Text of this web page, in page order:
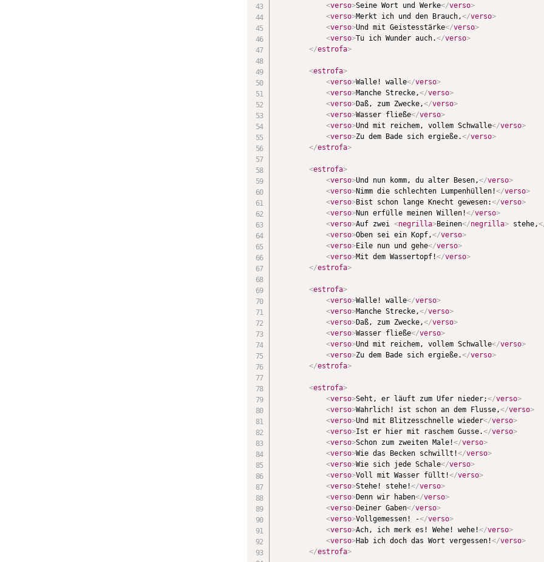
<verso>Seine Wort und Werke</verso>
<verso>Merkt ich und den Brauch,</verso>
<verso>Und mit Geistesstärke</verso>
<verso>Tu ich Wunder auch.</verso>
</estrofa>
<estrofa>
<verso>Walle! walle</verso>
<verso>Manche Strecke,</verso>
<verso>Daß, zum Zwecke,</verso>
<verso>Wasser fließe</verso>
<verso>Und mit reichem, vollem Schwalle</verso>
<verso>Zu dem Bade sich ergieße.</verso>
</estrofa>
<estrofa>
<verso>Und nun komm, du alter Besen,</verso>
<verso>Nimm die schlechten Lumpenhüllen!</verso>
<verso>Bist schon lange Knecht gewesen:</verso>
<verso>Nun erfülle meinen Willen!</verso>
<verso>Auf zwei <negrilla>Beinen</negrilla> stehe,
<verso>Oben sei ein Kopf,</verso>
<verso>Eile nun und gehe</verso>
<verso>Mit dem Wassertopf!</verso>
</estrofa>
<estrofa>
<verso>Walle! walle</verso>
<verso>Manche Strecke,</verso>
<verso>Daß, zum Zwecke,</verso>
<verso>Wasser fließe</verso>
<verso>Und mit reichem, vollem Schwalle</verso>
<verso>Zu dem Bade sich ergieße.</verso>
</estrofa>
<estrofa>
<verso>Seht, er läuft zum Ufer nieder;</verso>
<verso>Wahrlich! ist schon an dem Flusse,</verso>
<verso>Und mit Blitzesschnelle wieder</verso>
<verso>Ist er hier mit raschem Gusse.</verso>
<verso>Schon zum zweiten Male!</verso>
<verso>Wie das Becken schwillt!</verso>
<verso>Wie sich jede Schale</verso>
<verso>Voll mit Wasser füllt!</verso>
<verso>Stehe! stehe!</verso>
<verso>Denn wir haben</verso>
<verso>Deiner Gaben</verso>
<verso>Vollgemessen! -</verso>
<verso>Ach, ich merk es! Wehe! wehe!</verso>
<verso>Hab ich doch das Wort vergessen!</verso>
</estrofa>